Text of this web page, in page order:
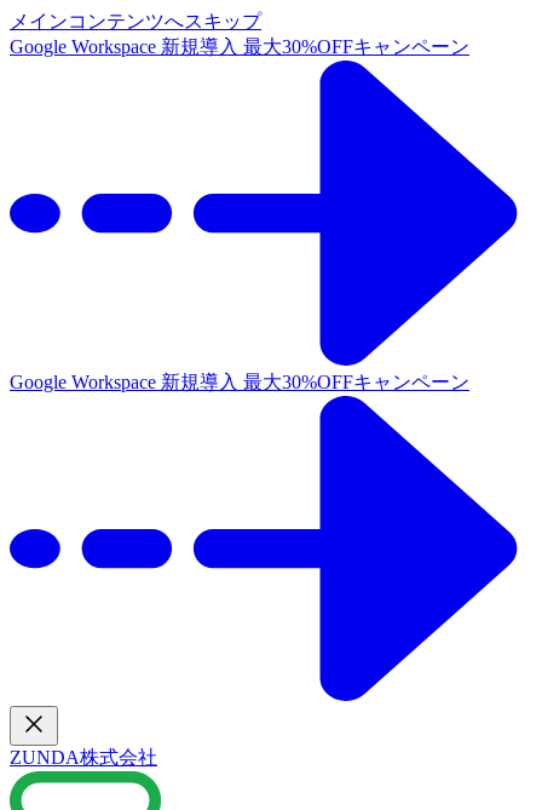
メインコンテンツへスキップ
Google Workspace 新規導入 最大30%OFFキャンペーン
Google Workspace 新規導入 最大30%OFFキャンペーン
ZUNDA株式会社